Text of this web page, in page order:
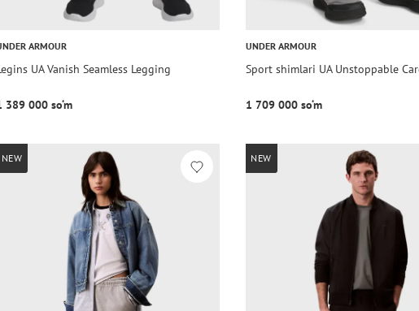
ARMOUR
UA Vanish Seamless Legging
389 000 so‘m
UNDER ARMOUR
Sport shimlari UA Unstoppable
1 709 000 so‘m
NEW NEW